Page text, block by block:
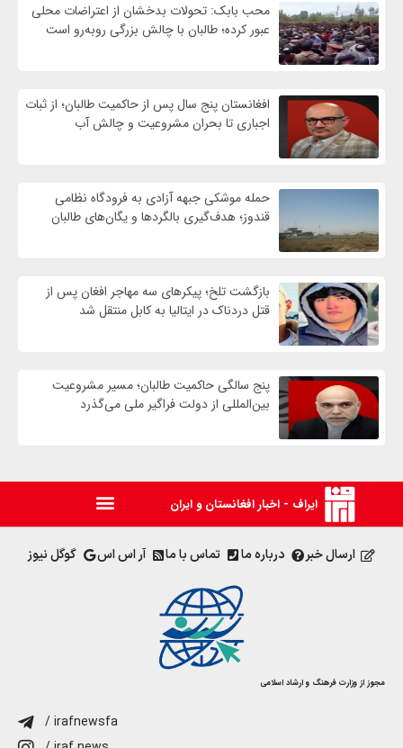
محب بابک: تحولات بدخشان از اعتراضات محلی
عبور کرده؛ طالبان با چالش بزرگی روبه‌رو است
افغانستان پنج سال پس از حاکمیت طالبان؛ از ثبات
اجباری تا بحران مشروعیت و چالش آب
حمله موشکی جبهه آزادی به فرودگاه نظامی
قندوز؛ هدف‌گیری بالگردها و یگان‌های طالبان
بازگشت تلخ؛ پیکرهای سه مهاجر افغان پس از
قتل دردناک در ایتالیا به کابل منتقل شد
پنج سالگی حاکمیت طالبان؛ مسیر مشروعیت
بین‌المللی از دولت فراگیر ملی می‌گذرد
ایراف - اخبار افغانستان و ایران
ارسال خبر درباره ما تماس با ما آر اس اس گوگل نیوز
مجوز از وزارت فرهنگ و ارشاد اسلامی
/ irafnewsfa